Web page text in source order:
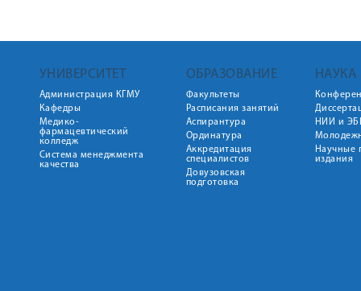
УНИВЕРСИТЕТ
Администрация КГМУ
Кафедры
Медико-
фармацевтический
колледж
Система менеджмента
качества
ОБРАЗОВАНИЕ
Факультеты
Расписания занятий
Аспирантура
Ординатура
Аккредитация
специалистов
Довузовская
подготовка
НАУКА
НИИ и
Научные
издания